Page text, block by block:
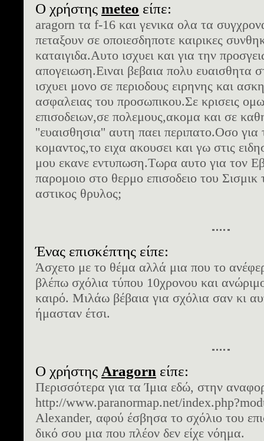
Ο χρήστης meteo είπε:
aragorn τα f-16 και γενικα ολα τα
πεταξουν σε οποιεσδηποτε καιρικες
καταιγιδα.Αυτο ισχυει και για την
απογειωση.Ειναι βεβαια πολυ ευαισθητα
ισχυει μονο σε περιοδους ειρηνης και
ασφαλειας του προσωπικου.Σε κρισεις
επισοδειων,σε πολεμους,ακομα και σε
''ευαισθησια'' αυτη παει περιπατο.Οσο
κομαντος,το ειχα ακουσει και γω στις
μου εκανε εντυπωση.Τωρα αυτο για τον
παρομοιο στο θερμο επισοδειο του
αστικος θρυλος;
Ένας επισκέπτης είπε:
Άσχετο με το θέμα αλλά μια που το
βλέπω σχόλια τύπου 10χρονου και
καιρό. Μιλάω βέβαια για σχόλια σαν κι
ήμασταν έτσι.
Ο χρήστης Aragorn είπε:
Περισσότερα για τα Ίμια εδώ, στην
http://www.paranormap.net/
Alexander, αφού έσβησα το σχόλιο του
δικό σου μια που πλέον δεν είχε νόημα.